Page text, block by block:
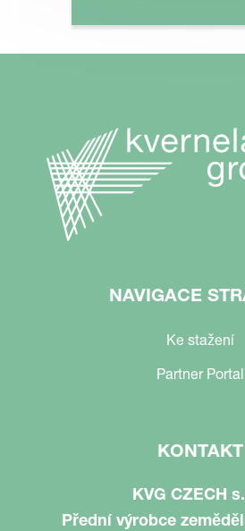
NAVIGACE
Ke stažení
Partner Portal
KONTAKT
KVG CZECH
Přední výrobce